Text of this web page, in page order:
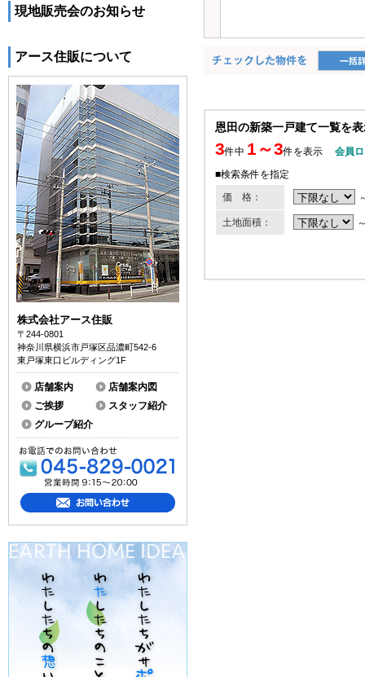
恩田の新築一戸建て一覧を
3件中 1～3件を表示
会員
■検索条件を指定
価 格：
土地面積：
現地販売会のお知らせ
アース住販について
株式会社アース住販
〒244-0801
神奈川県横浜市戸塚区品濃町542-6
東戸塚東口ビルディング1F
店舗案内
店舗案内図
ご挨拶
スタッフ紹介
グループ紹介